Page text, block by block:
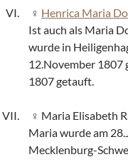
Henrica Maria
Ist auch als Maria
wurde in
12.November 1807
1807 getauft.
Maria Elisabeth
Maria wurde am
Mecklenburg-